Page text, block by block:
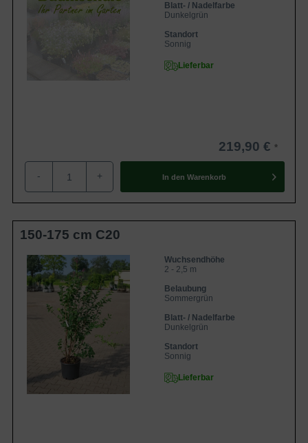
Blatt- / Nadelfarbe
Dunkelgrün
Standort
Sonnig
Lieferbar
219,90 €
- + In den Warenkorb
150-175 cm C20
Wuchsendhöhe
2 - 2,5 m
Belaubung
Sommergrün
Blatt- / Nadelfarbe
Dunkelgrün
Standort
Sonnig
Lieferbar